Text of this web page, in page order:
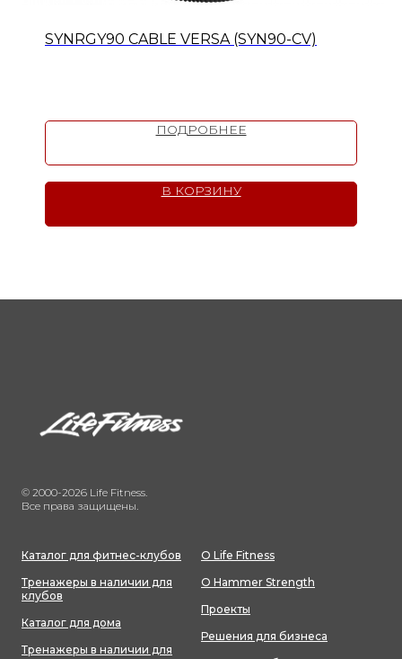
SYNRGY90 CABLE VERSA (SYN90-CV)
ПОДРОБНЕЕ
В КОРЗИНУ
© 2000-2026 Life Fitness.
Все права защищены.
Каталог для фитнес-клубов
Тренажеры в наличии для
клубов
Каталог для дома
Тренажеры в наличии для
О Life Fitness
О Hammer Strength
Проекты
Решения для бизнеса